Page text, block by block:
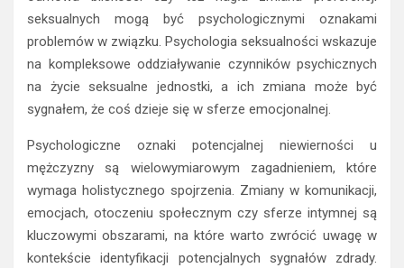
seksualnych mogą być psychologicznymi oznakami
problemów w związku. Psychologia seksualności wskazuje
na kompleksowe oddziaływanie czynników psychicznych
na życie seksualne jednostki, a ich zmiana może być
sygnałem, że coś dzieje się w sferze emocjonalnej.
Psychologiczne oznaki potencjalnej niewierności u
mężczyzny są wielowymiarowym zagadnieniem, które
wymaga holistycznego spojrzenia. Zmiany w komunikacji,
emocjach, otoczeniu społecznym czy sferze intymnej są
kluczowymi obszarami, na które warto zwrócić uwagę w
kontekście identyfikacji potencjalnych sygnałów zdrady.